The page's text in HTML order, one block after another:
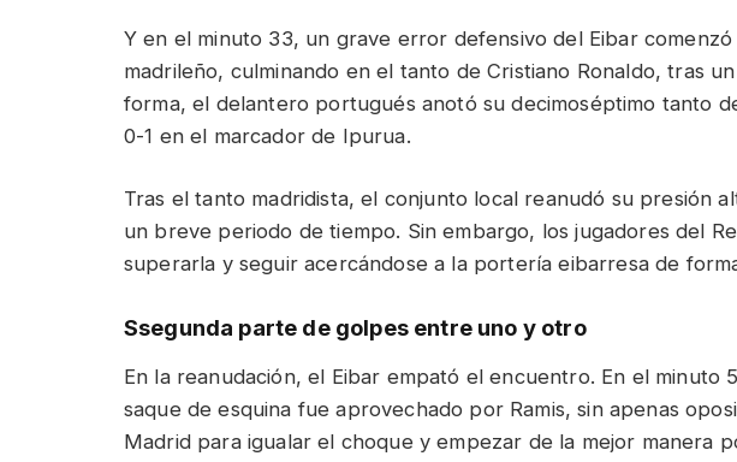
Y en el minuto 33, un grave error defensivo del Eibar comenzó
madrileño, culminando en el tanto de Cristiano Ronaldo, tras
forma, el delantero portugués anotó su decimoséptimo tanto
0-1 en el marcador de Ipurua.
Tras el tanto madridista, el conjunto local reanudó su presión
un breve periodo de tiempo. Sin embargo, los jugadores del
superarla y seguir acercándose a la portería eibarresa de
Ssegunda parte de golpes entre uno y otro
En la reanudación, el Eibar empató el encuentro. En el minuto
saque de esquina fue aprovechado por Ramis, sin apenas
Madrid para igualar el choque y empezar de la mejor manera